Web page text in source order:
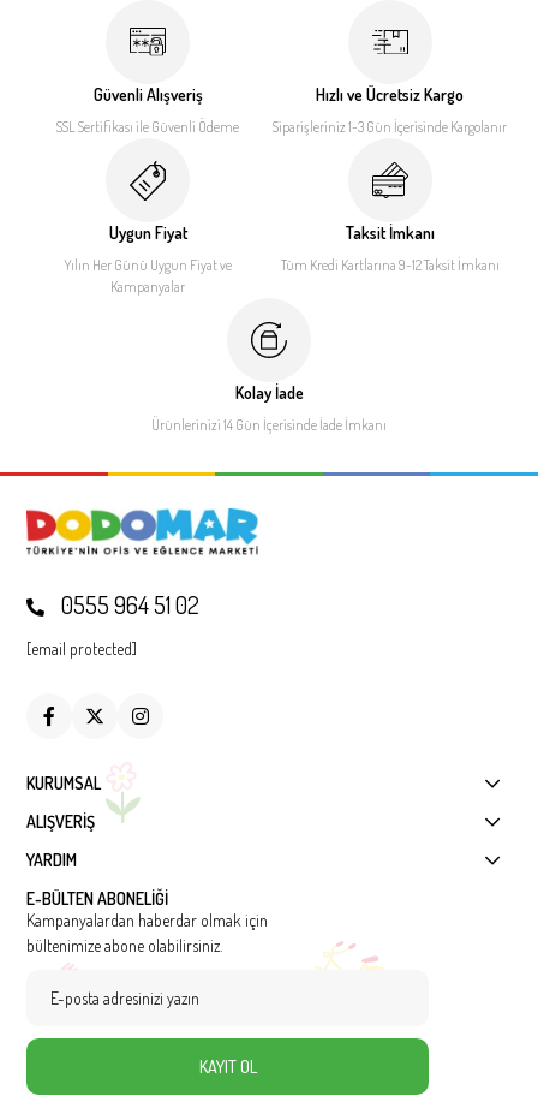
Güvenli Alışveriş
SSL Sertifikası ile Güvenli Ödeme
Hızlı ve Ücretsiz Kargo
Siparişleriniz 1-3 Gün İçerisinde Kargolanır
Uygun Fiyat
Yılın Her Günü Uygun Fiyatve
Kampanyalar
Taksit İmkanı
Tüm Kredi Kartlarına 9-12Taksit İmkanı
Kolay İade
Ürünlerinizi 14 Gün İçerisinde İade İmkanı
0555 964 51 02
[email protected]
KURUMSAL
ALIŞVERİŞ
YARDIM
E-BÜLTEN ABONELİĞİ
Kampanyalardan haberdar olmak için
bültenimize abone olabilirsiniz.
KAYIT OL